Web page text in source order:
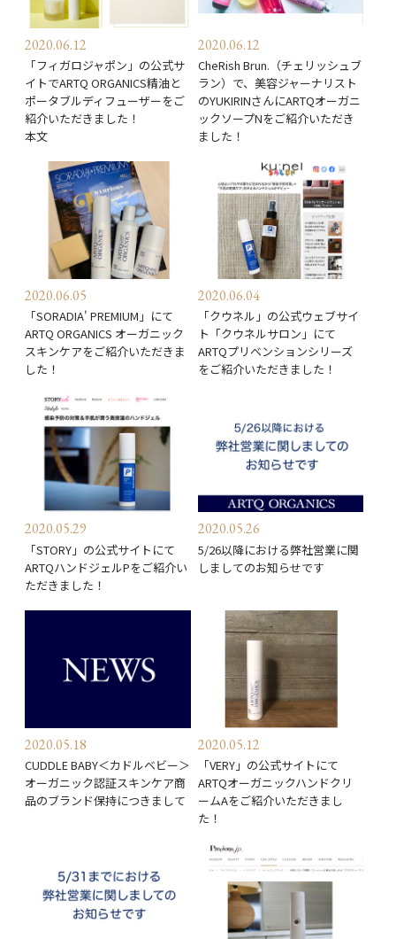
2020.06.12
「フィガロジャポン」の公式サ
イトでARTQ ORGANICS精油と
ポータブルディフューザーをご
紹介いただきました！
本文
2020.06.12
CheRish Brun.（チェリッシュブ
ラン）で、美容ジャーナリスト
のYUKIRINさんにARTQオーガニ
ックソープNをご紹介いただき
ました！
2020.06.05
「SORADIA' PREMIUM」にて
ARTQ ORGANICS オーガニック
スキンケアをご紹介いただきま
した！
2020.06.04
「クウネル」の公式ウェブサイ
ト「クウネルサロン」にて
ARTQプリベンションシリーズ
をご紹介いただきました！
2020.05.29
「STORY」の公式サイトにて
ARTQハンドジェルPをご紹介い
ただきました！
2020.05.26
5/26以降における弊社営業に関
しましてのお知らせです
2020.05.18
CUDDLE BABY＜カドルベビー＞
オーガニック認証スキンケア商
品のブランド保持につきまして
2020.05.12
「VERY」の公式サイトにて
ARTQオーガニックハンドクリ
ームAをご紹介いただきまし
た！